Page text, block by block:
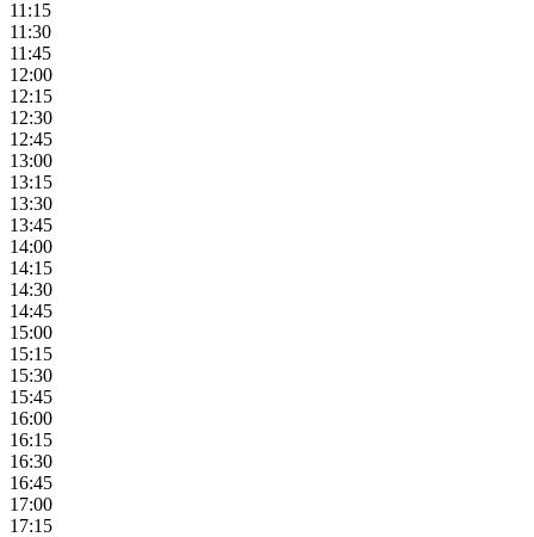
11:15
11:30
11:45
12:00
12:15
12:30
12:45
13:00
13:15
13:30
13:45
14:00
14:15
14:30
14:45
15:00
15:15
15:30
15:45
16:00
16:15
16:30
16:45
17:00
17:15